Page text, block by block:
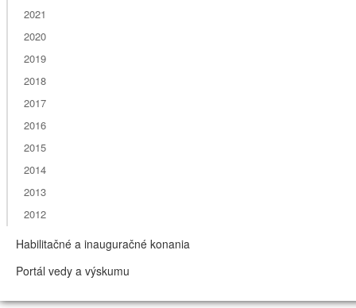
2021
2020
2019
2018
2017
2016
2015
2014
2013
2012
Habilitačné a inauguračné konania
Portál vedy a výskumu